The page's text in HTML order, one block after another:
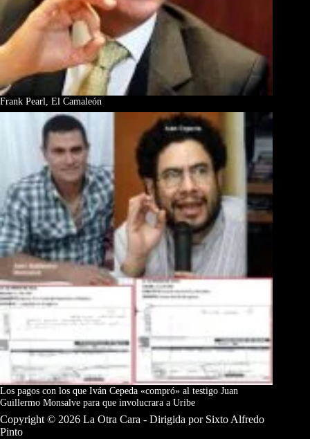
Frank Pearl, El Camaleón
Los pagos con los que Iván Cepeda «compró» al testigo Juan
Guillermo Monsalve para que involucrara a Uribe
Copyright © 2026 La Otra Cara - Dirigida por Sixto Alfredo
Pinto